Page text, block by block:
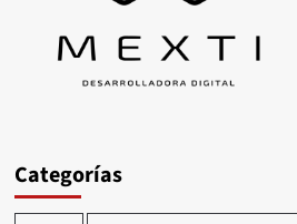
Categorías